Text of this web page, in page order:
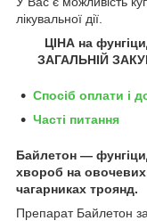
лікувальної дії.
ЦІНА на
ЗАГАЛЬНІЙ
Спосіб оплати і
Часті питання
Байлетон —
хвороб на
чагарниках троянд.
Препарат Байлетон